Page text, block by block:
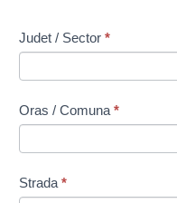
Judet / Sector *
Oras / Comuna *
Strada *